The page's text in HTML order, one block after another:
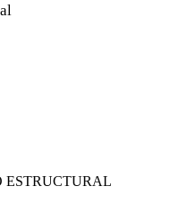
ESTRUCTURAL